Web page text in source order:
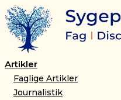
Gå
til
indholdet
Artikler
Faglige Artikler
Journalistik